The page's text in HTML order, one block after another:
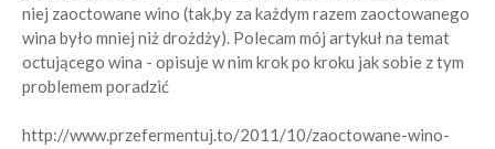
niej zaoctowane wino (tak,by za każdym razem zaoctowanego
wina było mniej niż drożdży). Polecam mój artykuł na temat
octującego wina - opisuje w nim krok po kroku jak sobie z tym
problemem poradzić
http://www.przefermentuj.to/2011/10/zaoctowane-wino-